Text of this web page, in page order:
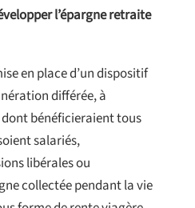
l’épargne retraite
en place d’un dispositif
différée, à
bénéficieraient tous
salariés,
libérales ou
collectée pendant la vie